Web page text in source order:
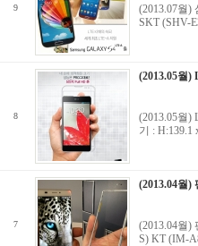
9
(2013.07월)
SKT (SHV-
8
(2013.05월)
(2013.05월)
기 : H:139.1
7
(2013.04월)
(2013.04월)
S) KT (IM-